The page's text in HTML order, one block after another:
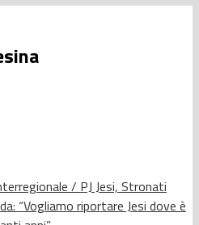
/ PJ Jesi, Stronati
“Vogliamo riportare Jesi dove è